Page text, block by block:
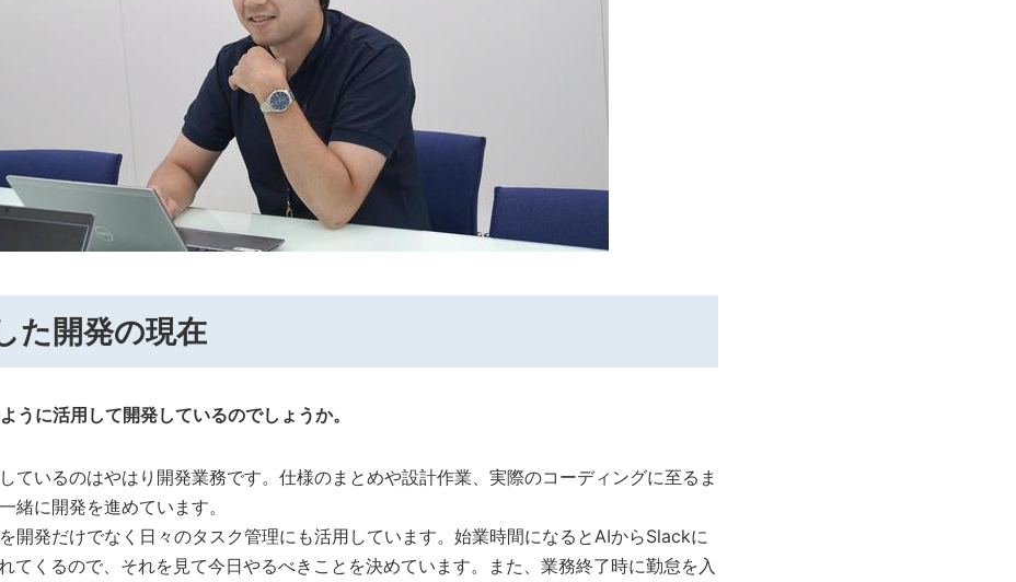
た開発の現在
に活用して開発しているのでしょうか。
ているのはやはり開発業務です。仕様のまとめや設計作業、実際のコーディングに至るま
緒に開発を進めています。
開発だけでなく日々のタスク管理にも活用しています。始業時間になるとAIからSlackに
てくるので、それを見て今日やるべきことを決めています。また、業務終了時に勤怠を入